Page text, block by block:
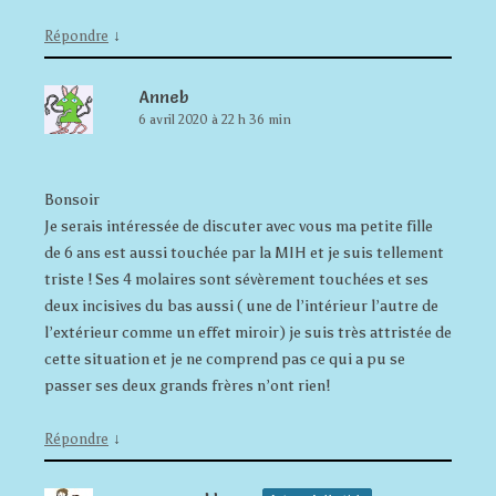
Répondre ↓
Anneb
6 avril 2020 à 22 h 36 min
Bonsoir
Je serais intéressée de discuter avec vous ma petite fille
de 6 ans est aussi touchée par la MIH et je suis tellement
triste ! Ses 4 molaires sont sévèrement touchées et ses
deux incisives du bas aussi ( une de l’intérieur l’autre de
l’extérieur comme un effet miroir) je suis très attristée de
cette situation et je ne comprend pas ce qui a pu se
passer ses deux grands frères n’ont rien!
Répondre ↓